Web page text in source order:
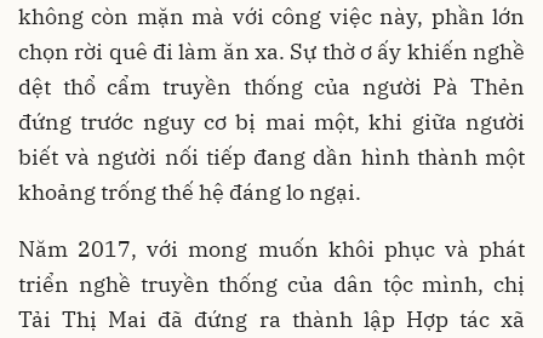
không còn mặn mà với công việc này, phần lớn
chọn rời quê đi làm ăn xa. Sự thờ ơ ấy khiến nghề
dệt thổ cẩm truyền thống của người Pà Thẻn
đứng trước nguy cơ bị mai một, khi giữa người
biết và người nối tiếp đang dần hình thành một
khoảng trống thế hệ đáng lo ngại.
Năm 2017, với mong muốn khôi phục và phát
triển nghề truyền thống của dân tộc mình, chị
Tải Thị Mai đã đứng ra thành lập Hợp tác xã